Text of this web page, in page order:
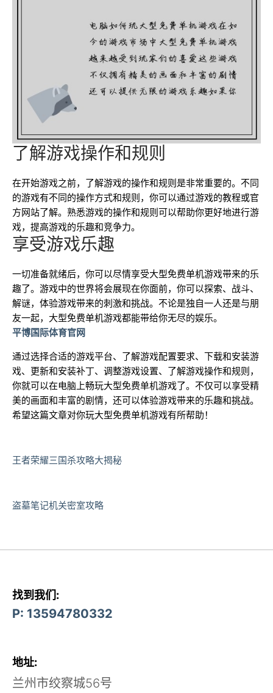
了解游戏操作和规则
在开始游戏之前，了解游戏的操作和规则是非常重要的。不同
的游戏有不同的操作方式和规则，你可以通过游戏的教程或官
方网站了解。熟悉游戏的操作和规则可以帮助你更好地进行游
戏，提高游戏的乐趣和竞争力。
享受游戏乐趣
一切准备就绪后，你可以尽情享受大型免费单机游戏带来的乐
趣了。游戏中的世界将会展现在你面前，你可以探索、战斗、
解谜，体验游戏带来的刺激和挑战。不论是独自一人还是与朋
友一起，大型免费单机游戏都能带给你无尽的娱乐。
平博国际体育官网
通过选择合适的游戏平台、了解游戏配置要求、下载和安装游
戏、更新和安装补丁、调整游戏设置、了解游戏操作和规则，
你就可以在电脑上畅玩大型免费单机游戏了。不仅可以享受精
美的画面和丰富的剧情，还可以体验游戏带来的乐趣和挑战。
希望这篇文章对你玩大型免费单机游戏有所帮助！
王者荣耀三国杀攻略大揭秘
盗墓笔记机关密室攻略
找到我们:
P: 13594780332
地址:
兰州市绞察城56号